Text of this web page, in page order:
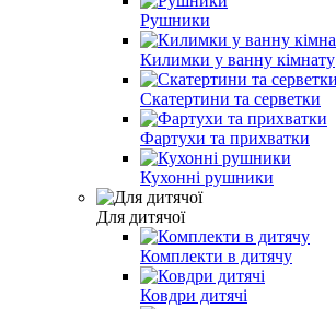
Рушники
Килимки у ванну кімнату
Скатертини та серветки
Фартухи та прихватки
Кухонні рушники
Для дитячої
Комплекти в дитячу
Ковдри дитячі